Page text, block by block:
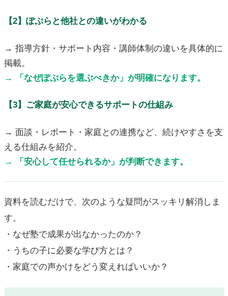
【2】ぽぷらと他社との違いがわかる
→ 指導方針・サポート内容・講師体制の違いを具体的に
掲載。
→ 「なぜぽぷらを選ぶべきか」が明確になります。
【3】ご家庭が安心できるサポートの仕組み
→ 面談・レポート・家庭との連携など、続けやすさを支
える仕組みを紹介。
→ 「安心して任せられるか」が判断できます。
資料を読むだけで、次のような疑問がスッキリ解消しま
す。
・なぜ塾で成果が出なかったのか？
・うちの子に必要な学び方とは？
・家庭での声かけをどう変えればいいか？